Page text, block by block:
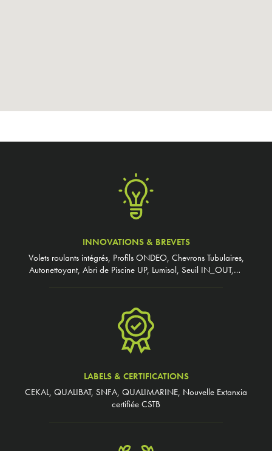
INNOVATIONS & BREVETS
Volets roulants intégrés, Profils ONDEO, Chevrons Tubulaires,
Autonettoyant, Abri de Piscine UP, Lumisol, Seuil IN_OUT,…
LABELS & CERTIFICATIONS
CEKAL, QUALIBAT, SNFA, QUALIMARINE, Nouvelle Extanxia
certifiée CSTB